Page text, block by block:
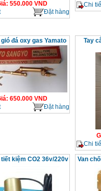
: 550.000VND
Đặt hàng
Chi
gió đá oxy gas Yamato
: 650.000VND
Đặt hàng
Tay
Chi
kiệm CO2 36v/220v Van